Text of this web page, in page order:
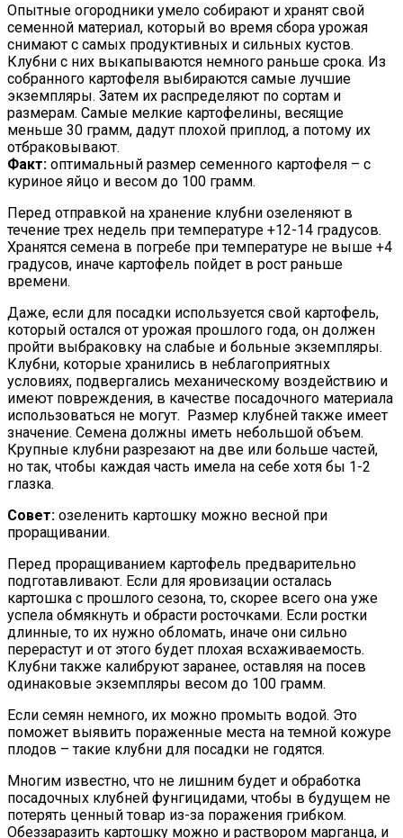
Опытные огородники умело собирают и хранят свой
семенной материал, который во время сбора урожая
снимают с самых продуктивных и сильных кустов.
Клубни с них выкапываются немного раньше срока. Из
собранного картофеля выбираются самые лучшие
экземпляры. Затем их распределяют по сортам и
размерам. Самые мелкие картофелины, весящие
меньше 30 грамм, дадут плохой приплод, а потому их
отбраковывают.
Факт: оптимальный размер семенного картофеля – с
куриное яйцо и весом до 100 грамм.
Перед отправкой на хранение клубни озеленяют в
течение трех недель при температуре +12-14 градусов.
Хранятся семена в погребе при температуре не выше +4
градусов, иначе картофель пойдет в рост раньше
времени.
Даже, если для посадки используется свой картофель,
который остался от урожая прошлого года, он должен
пройти выбраковку на слабые и больные экземпляры.
Клубни, которые хранились в неблагоприятных
условиях, подвергались механическому воздействию и
имеют повреждения, в качестве посадочного материала
использоваться не могут. Размер клубней также имеет
значение. Семена должны иметь небольшой объем.
Крупные клубни разрезают на две или больше частей,
но так, чтобы каждая часть имела на себе хотя бы 1-2
глазка.
Совет: озеленить картошку можно весной при
проращивании.
Перед проращиванием картофель предварительно
подготавливают. Если для яровизации осталась
картошка с прошлого сезона, то, скорее всего она уже
успела обмякнуть и обрасти росточками. Если ростки
длинные, то их нужно обломать, иначе они сильно
перерастут и от этого будет плохая всхаживаемость.
Клубни также калибруют заранее, оставляя на посев
одинаковые экземпляры весом до 100 грамм.
Если семян немного, их можно промыть водой. Это
поможет выявить пораженные места на темной кожуре
плодов – такие клубни для посадки не годятся.
Многим известно, что не лишним будет и обработка
посадочных клубней фунгицидами, чтобы в будущем не
потерять ценный товар из-за поражения грибком.
Обеззаразить картошку можно и раствором марганца, и